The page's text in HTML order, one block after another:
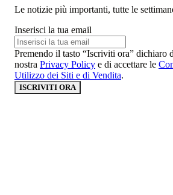
Le notizie più importanti, tutte le
Inserisci la tua email
Premendo il tasto “Iscriviti ora” dichiaro
nostra Privacy Policy e di accettare le
Utilizzo dei Siti e di Vendita.
ISCRIVITI ORA